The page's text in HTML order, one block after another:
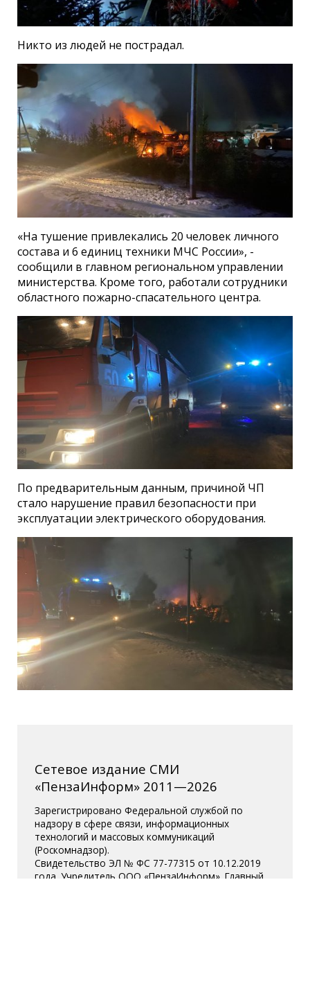
Никто из людей не пострадал.
«На тушение привлекались 20 человек личного
состава и 6 единиц техники МЧС России», -
сообщили в главном региональном управлении
министерства. Кроме того, работали сотрудники
областного пожарно-спасательного центра.
По предварительным данным, причиной ЧП
стало нарушение правил безопасности при
эксплуатации электрического оборудования.
Сетевое издание СМИ
«ПензаИнформ» 2011—2026
Зарегистрировано Федеральной службой по
надзору в сфере связи, информационных
технологий и массовых коммуникаций
(Роскомнадзор).
Свидетельство ЭЛ № ФС 77-77315 от 10.12.2019
года. Учредитель ООО «ПензаИнформ». Главный